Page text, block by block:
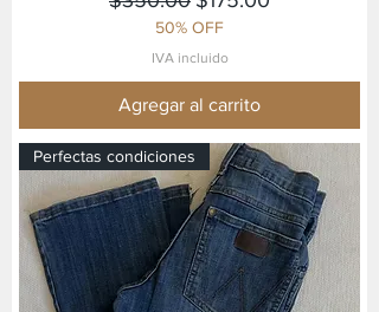
50% OFF
IVA incluido
Agregar al carrito
Perfectas condiciones